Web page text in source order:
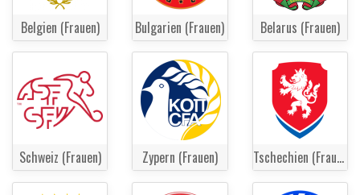
Belgien (Frauen) Bulgarien (Frauen) Belarus (Frauen)
Schweiz (Frauen) Zypern (Frauen) Tschechien (Frauen)